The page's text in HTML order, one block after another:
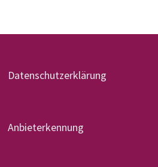
Datenschutzerklärung
Anbieterkennung